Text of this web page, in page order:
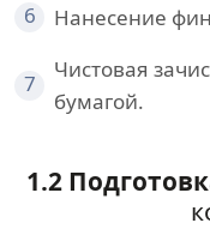
6
Нанесение
7
Чистовая
бумагой.
1.2